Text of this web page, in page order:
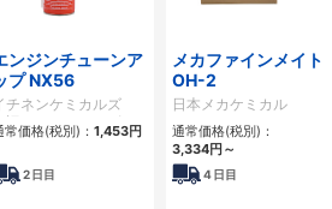
ンジンチューンア
プ NX56
チネンケミカルズ
旧タイホーコーザ
）
常価格(税別)： 1,453円
2日目
メカファインメイト
OH-2
日本メカケミカル
通常価格(税別)：
3,334円 ～
4日目